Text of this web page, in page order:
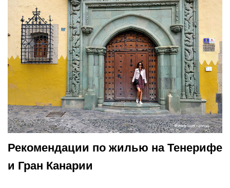
Рекомендации по жилью на Тенерифе
и Гран Канарии